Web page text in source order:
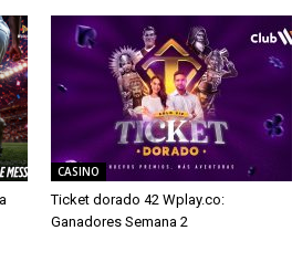
CASINO
Ticket dorado 42 Wplay.co:
Ganadores Semana 2